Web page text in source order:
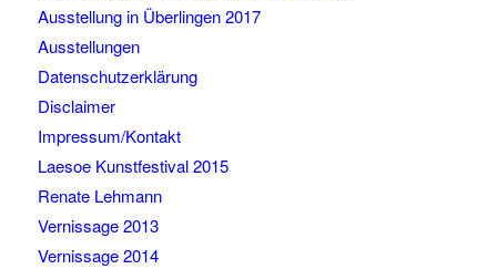
Ausstellung in Überlingen 2017
Ausstellungen
Datenschutzerklärung
Disclaimer
Impressum/Kontakt
Laesoe Kunstfestival 2015
Renate Lehmann
Vernissage 2013
Vernissage 2014